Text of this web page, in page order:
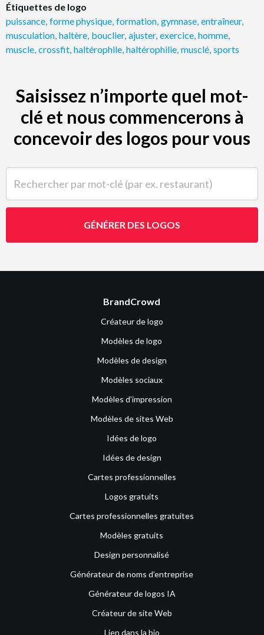
Étiquettes de logo
puissance forme physique formation gymnase entraîneur,
musculation haltère bouclier, ajuster, exercice homme
muscle crossfit haltérophile haltérophilie musclé sports
Saisissez n’importe quel mot-
clé et nous commencerons à
concevoir des logos pour vous
GÉNÉRER DES LOGOS
BrandCrowd
Créateur de logo
Modèles de logo
Modèles de design
Modèles sociaux
Modèles d’impression
Modèles de sites Web
Idées de logo
Idées de design
Cartes professionnelles
Logos gratuits
Cartes professionnelles gratuites
Modèles gratuits
Design personnalisé
Générateur de noms d’entreprise
Générateur de logos IA
Créateur de site Web
Lien dans la bio